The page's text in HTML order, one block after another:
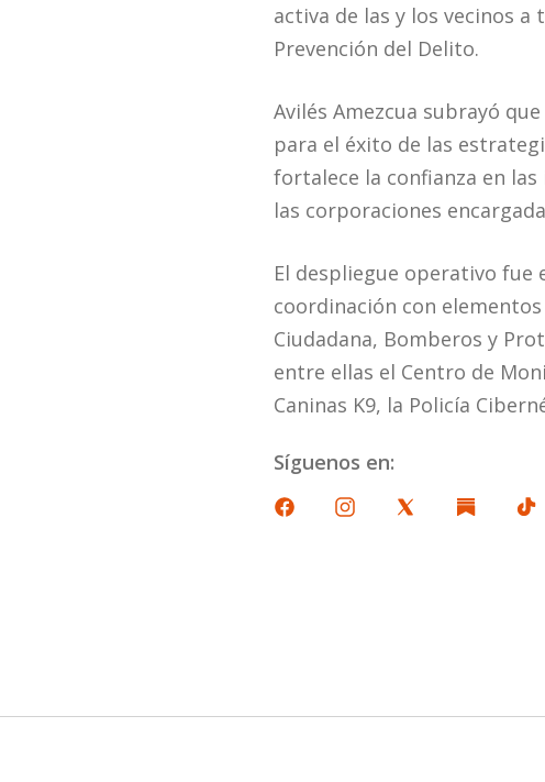
activa de las y los vecinos a
Prevención del Delito.
Avilés Amezcua subrayó
para el éxito de las
fortalece la confianza en
las corporaciones
El despliegue operativo fue
coordinación con
Ciudadana, Bomberos y
entre ellas el Centro de
Caninas K9, la Policía
Síguenos en: